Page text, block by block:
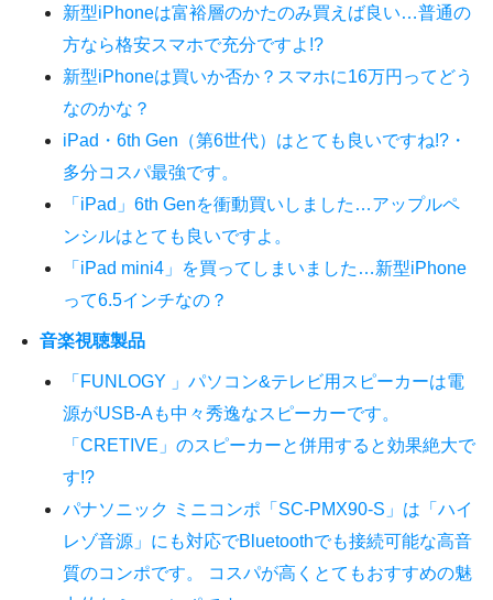
新型iPhoneは富裕層のかたのみ買えば良い…普通の
方なら格安スマホで充分ですよ!?
新型iPhoneは買いか否か？スマホに16万円ってどう
なのかな？
iPad・6th Gen（第6世代）はとても良いですね!?・
多分コスパ最強です。
「iPad」6th Genを衝動買いしました…アップルペ
ンシルはとても良いですよ。
「iPad mini4」を買ってしまいました…新型iPhone
って6.5インチなの？
音楽視聴製品
「FUNLOGY 」パソコン&テレビ用スピーカーは電
源がUSB-Aも中々秀逸なスピーカーです。
「CRETIVE」のスピーカーと併用すると効果絶大で
す!?
パナソニック ミニコンポ「SC-PMX90-S」は「ハイ
レゾ音源」にも対応でBluetoothでも接続可能な高音
質のコンポです。 コスパが高くとてもおすすめの魅